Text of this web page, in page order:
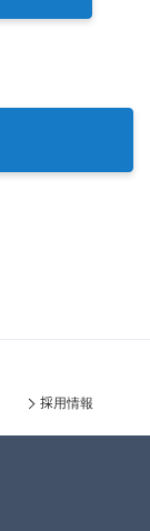
採用情報